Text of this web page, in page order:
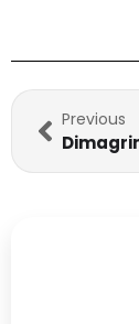
Previous